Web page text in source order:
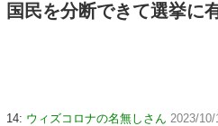
国民を分断できて選挙に
14: ウィズコロナの名無しさん 2023/